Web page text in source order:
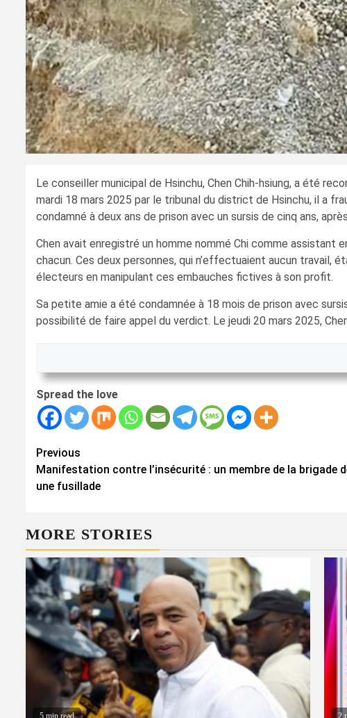
Le conseiller municipal de Hsinchu, Chen Chih-hsiung, a été
mardi 18 mars 2025 par le tribunal du district de Hsinchu, il a
condamné à deux ans de prison avec un sursis de cinq ans,
Chen avait enregistré un homme nommé Chi comme assistant
chacun. Ces deux personnes, qui n’effectuaient aucun travail,
électeurs en manipulant ces embauches fictives à son profit.
Sa petite amie a été condamnée à 18 mois de prison avec
possibilité de faire appel du verdict. Le jeudi 20 mars 2025,
Spread the love
Continue
Reading
Previous
Manifestation contre l’insécurité : un membre de la brigade
une fusillade
MORE STORIES